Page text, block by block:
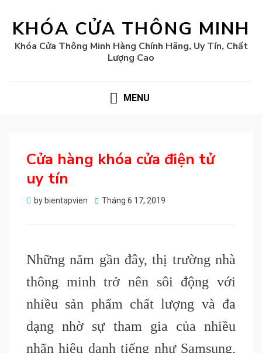
KHÓA CỬA THÔNG MINH
Khóa Cửa Thông Minh Hàng Chính Hãng, Uy Tín, Chất
Lượng Cao
MENU
Cửa hàng khóa cửa điện tử
uy tín
by bientapvien
Posted
Tháng 6 17, 2019
Những năm gần đây, thị trường nhà
thông minh trở nên sôi động với
nhiều sản phẩm chất lượng và đa
dạng nhờ sự tham gia của nhiều
nhãn hiệu danh tiếng như Samsung,